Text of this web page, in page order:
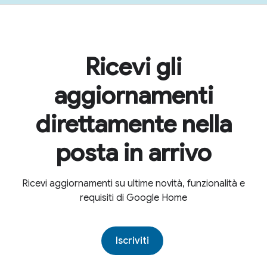
Ricevi gli
aggiornamenti
direttamente nella
posta in arrivo
Ricevi aggiornamenti su ultime novità, funzionalità e
requisiti di Google Home
Iscriviti